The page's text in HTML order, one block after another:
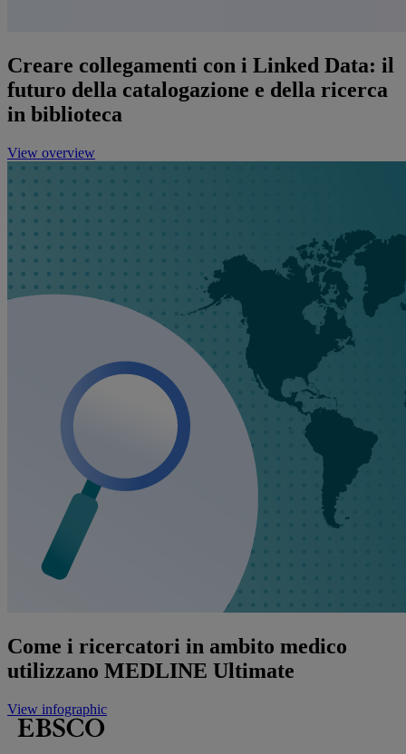
Creare collegamenti con i Linked Data: il
futuro della catalogazione e della ricerca
in biblioteca
View overview
Come i ricercatori in ambito medico
utilizzano MEDLINE Ultimate
View infographic